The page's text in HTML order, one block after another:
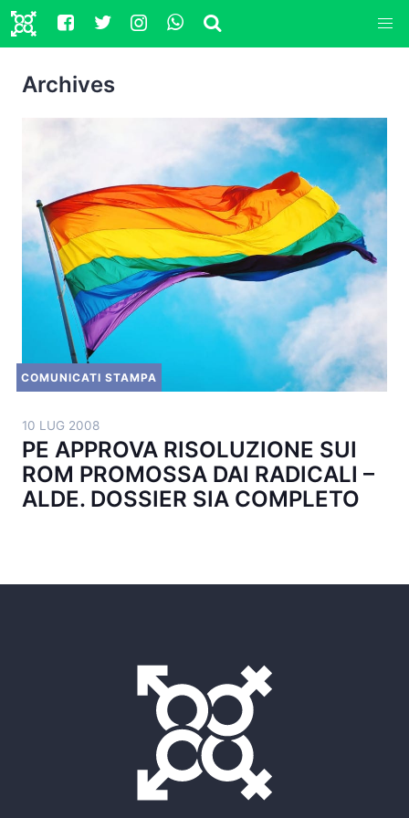
Archives
COMUNICATI STAMPA
10 LUG 2008
PE APPROVA RISOLUZIONE SUI
ROM PROMOSSA DAI RADICALI –
ALDE. DOSSIER SIA COMPLETO